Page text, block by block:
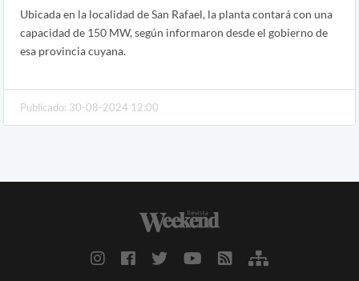
Ubicada en la localidad de San Rafael, la planta contará con una
capacidad de 150 MW, según informaron desde el gobierno de
esa provincia cuyana.
Publicado: 30-08-2024 12:00